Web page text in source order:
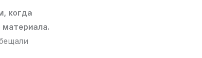
когда
материала.